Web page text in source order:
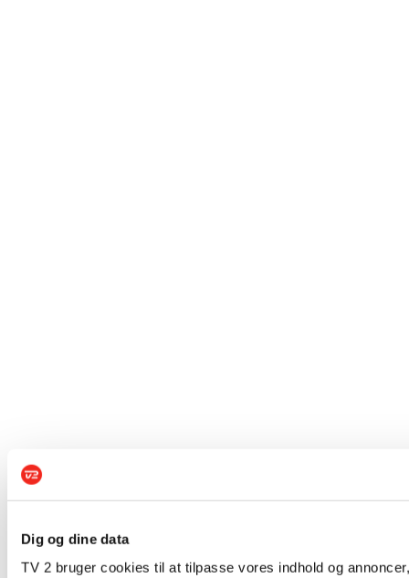
Dig og dine data
TV 2 bruger cookies til at tilpasse vores indhold og